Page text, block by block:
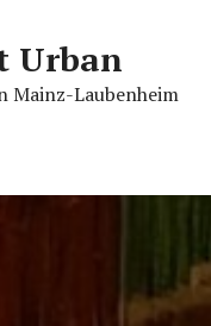
Urban
Mainz-Laubenheim